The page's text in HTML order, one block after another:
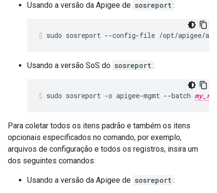
Usando a versão da Apigee de sosreport :
sudo sosreport --config-file /opt/apigee/
Usando a versão SoS do sosreport :
sudo sosreport -o apigee-mgmt --batch
Para coletar todos os itens padrão e também os itens
opcionais especificados no comando, por exemplo,
arquivos de configuração e todos os registros, insira um
dos seguintes comandos:
Usando a versão da Apigee de sosreport :